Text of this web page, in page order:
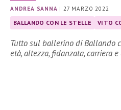
ANDREA SANNA |27 MARZO 2022
BALLANDO CON LE STELLE VITO
Tutto sul ballerino di Ballando
età, altezza, fidanzata, carriera